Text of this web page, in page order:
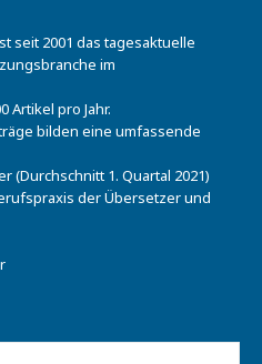
seit 2001 das tagesaktuelle
im
Artikel pro Jahr.
bilden eine umfassende
(Durchschnitt 1. Quartal 2021)
der Übersetzer und